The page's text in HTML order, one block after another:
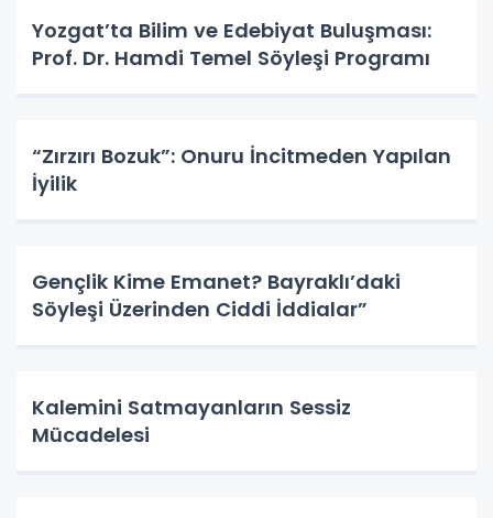
Yozgat’ta Bilim ve Edebiyat Buluşması:
Prof. Dr. Hamdi Temel Söyleşi Programı
“Zırzırı Bozuk”: Onuru İncitmeden Yapılan
İyilik
Gençlik Kime Emanet? Bayraklı’daki
Söyleşi Üzerinden Ciddi İddialar”
Kalemini Satmayanların Sessiz
Mücadelesi